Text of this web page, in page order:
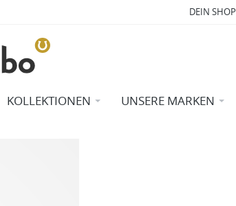
DEIN SHOP
KOLLEKTIONEN UNSERE MARKEN